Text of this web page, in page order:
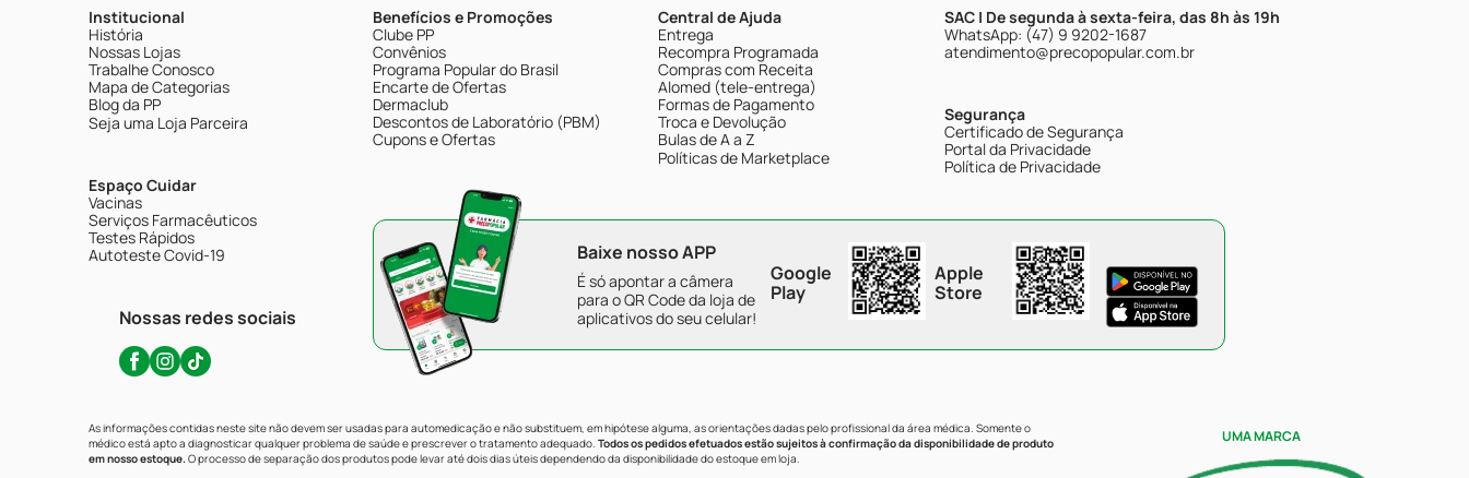
Institucional
História
Nossas Lojas
Trabalhe Conosco
Mapa de Categorias
Blog da PP
Seja uma Loja Parceira
Espaço Cuidar
Vacinas
Serviços Farmacêuticos
Testes Rápidos
Autoteste Covid-19
Nossas redes sociais
Benefícios e Promoções
Clube PP
Convênios
Programa Popular do Brasil
Encarte de Ofertas
Dermaclub
Descontos de Laboratório (PBM)
Cupons e Ofertas
Central de Ajuda
Entrega
Recompra Programada
Compras com Receita
Alomed (tele-entrega)
Formas de Pagamento
Troca e Devolução
Bulas de A a Z
Políticas de Marketplace
SAC | De segunda à sexta-feira, das 8h às 19h
WhatsApp: (47) 9 9202-1687
atendimento@precopopular.com.br
Segurança
Certificado de Segurança
Portal da Privacidade
Política de Privacidade
Baixe nosso APP
É só apontar a câmera
para o QR Code da loja de
aplicativos do seu celular!
Google
Play
Apple
Store
As informações contidas neste site não devem ser usadas para automedicação e não substituem, em hipótese alguma, as orientações dadas pelo profissional da área médica. Somente o
médico está apto a diagnosticar qualquer problema de saúde e prescrever o tratamento adequado. Todos os pedidos efetuados estão sujeitos à confirmação da disponibilidade de produto
em nosso estoque.O processo de separação dos produtos pode levar até dois dias úteis dependendo da disponibilidade do estoque em loja.
UMA MARCA